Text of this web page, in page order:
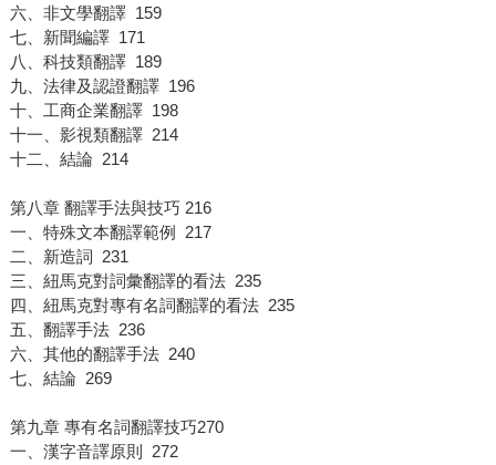
六、非文學翻譯 159
七、新聞編譯 171
八、科技類翻譯 189
九、法律及認證翻譯 196
十、工商企業翻譯 198
十一、影視類翻譯 214
十二、結論 214
第八章 翻譯手法與技巧 216
一、特殊文本翻譯範例 217
二、新造詞 231
三、紐馬克對詞彙翻譯的看法 235
四、紐馬克對專有名詞翻譯的看法 235
五、翻譯手法 236
六、其他的翻譯手法 240
七、結論 269
第九章 專有名詞翻譯技巧270
一、漢字音譯原則 272